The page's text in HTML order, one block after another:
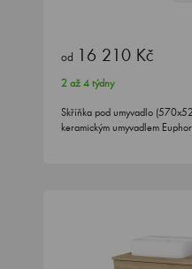
od 16 210 Kč
2 až 4 týdny
Skříňka pod umyvadlo
keramickým umyvadlem